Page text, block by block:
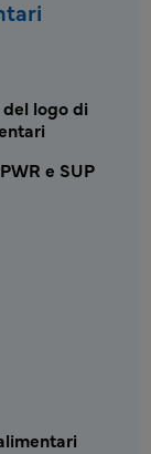
logo di
e SUP